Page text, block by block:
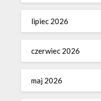
lipiec 2026
czerwiec 2026
maj 2026